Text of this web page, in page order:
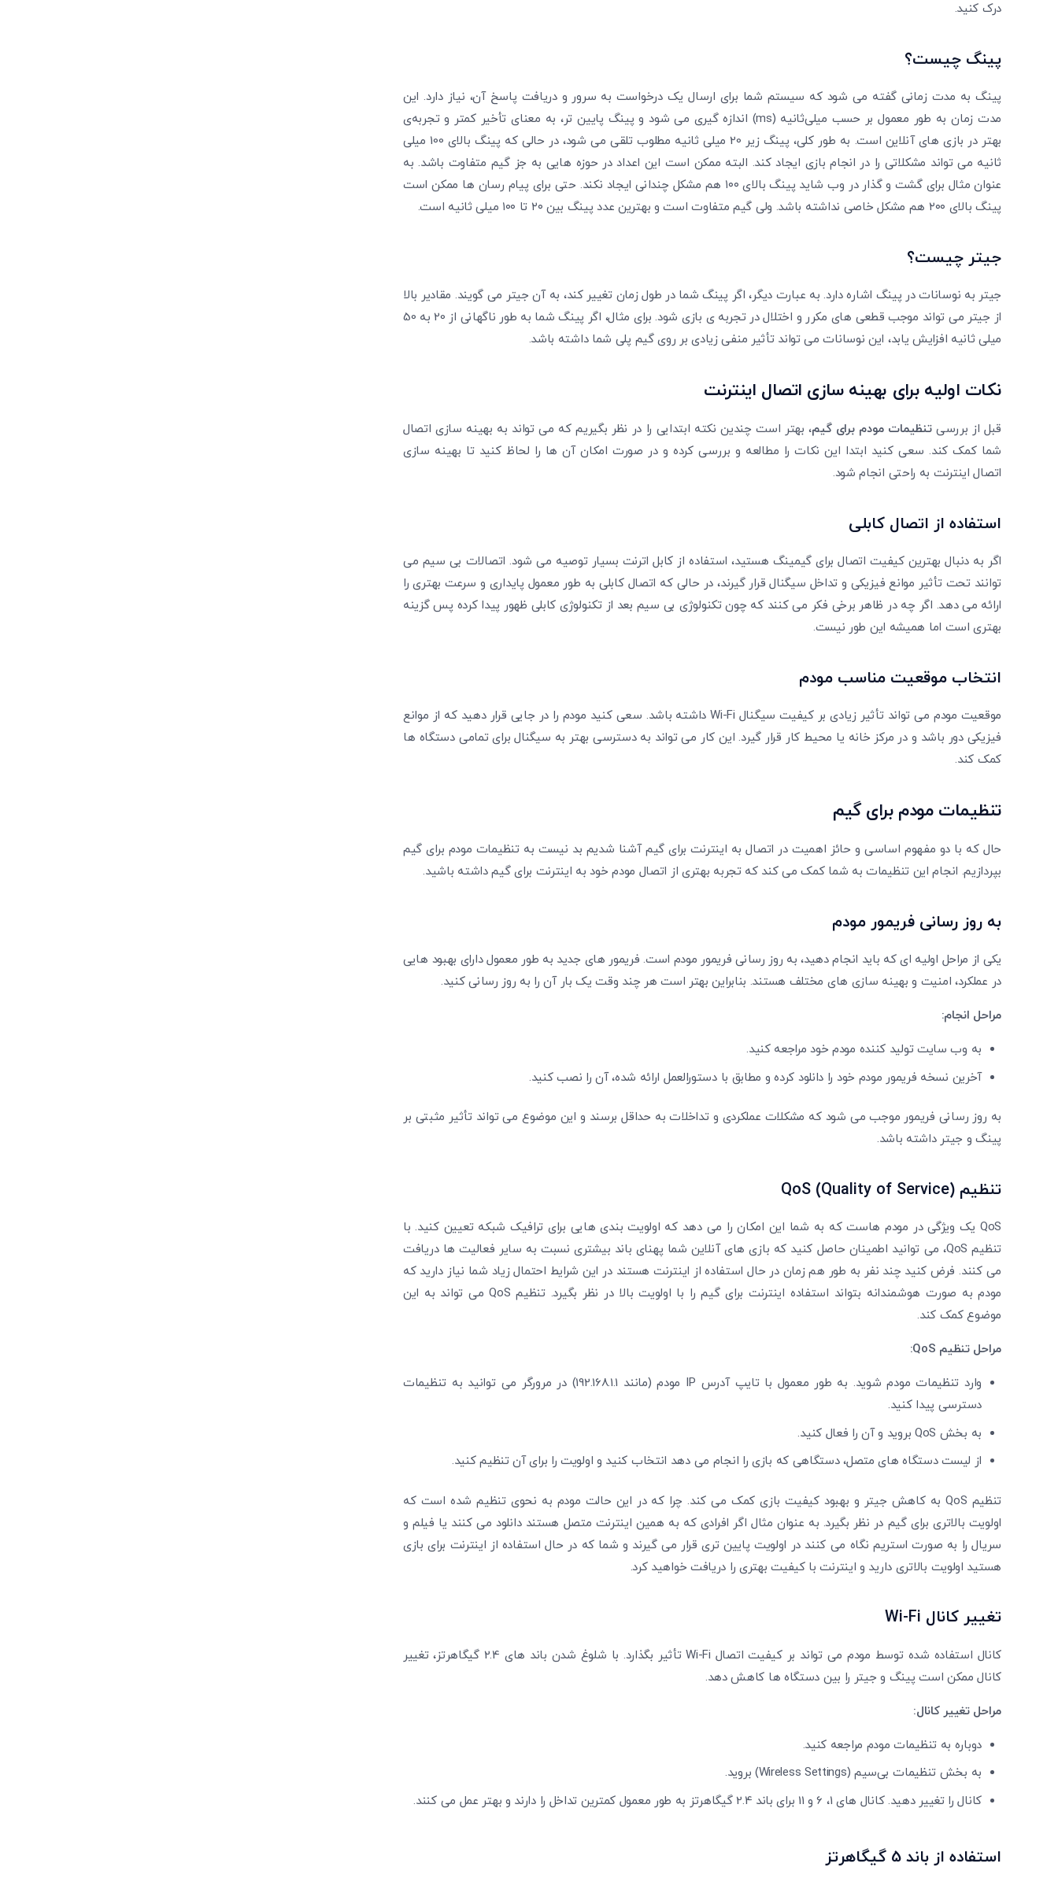
درک کنید.
پینگ چیست؟
پینگ به مدت زمانی گفته می ‌شود که سیستم شما برای ارسال یک درخواست به سرور و دریافت پاسخ آن، نیاز دارد. این
مدت زمان به طور معمول بر حسب میلی‌ثانیه (ms) اندازه ‌گیری می‌ شود و پینگ پایین‌ تر، به معنای تأخیر کمتر و تجربه‌ی
بهتر در بازی ‌های آنلاین است. به طور کلی، پینگ زیر 20 میلی ‌ثانیه مطلوب تلقی می‌ شود، در حالی که پینگ بالای 100 میلی
‌ثانیه می‌ تواند مشکلاتی را در انجام بازی ایجاد کند. البته ممکن است این اعداد در حوزه هایی به جز گیم متفاوت باشد. به
عنوان مثال برای گشت و گذار در وب شاید پینگ بالای ۱۰۰ هم مشکل چندانی ایجاد نکند. حتی برای پیام رسان ها ممکن است
پینگ بالای ۲۰۰ هم مشکل خاصی نداشته باشد. ولی گیم متفاوت است و بهترین عدد پینگ بین ۲۰ تا ۱۰۰ میلی ثانیه است.
جیتر چیست؟
جیتر به نوسانات در پینگ اشاره دارد. به عبارت دیگر، اگر پینگ شما در طول زمان تغییر کند، به آن جیتر می‌ گویند. مقادیر بالا
از جیتر می ‌تواند موجب قطعی‌ های مکرر و اختلال در تجربه‌ ی بازی شود. برای مثال، اگر پینگ شما به طور ناگهانی از 20 به 50
میلی ‌ثانیه افزایش یابد، این نوسانات می ‌تواند تأثیر منفی زیادی بر روی گیم ‌پلی شما داشته باشد.
نکات اولیه برای بهینه ‌سازی اتصال اینترنت
قبل از بررسیتنظیمات مودم برای گیم، بهتر است چندین نکته ابتدایی را در نظر بگیریم که می‌ تواند به بهینه‌ سازی اتصال
شما کمک کند. سعی کنید ابتدا این نکات را مطالعه و بررسی کرده و در صورت امکان آن‌ ها را لحاظ کنید تا بهینه سازی
اتصال اینترنت به راحتی انجام شود.
استفاده از اتصال کابلی
اگر به دنبال بهترین کیفیت اتصال برای گیمینگ هستید، استفاده از کابل اترنت بسیار توصیه می ‌شود. اتصالات بی ‌سیم می
‌توانند تحت تأثیر موانع فیزیکی و تداخل سیگنال قرار گیرند، در حالی که اتصال کابلی به طور معمول پایداری و سرعت بهتری را
ارائه می ‌دهد. اگر چه در ظاهر برخی فکر می کنند که چون تکنولوژی بی سیم بعد از تکنولوژی کابلی ظهور پیدا کرده پس گزینه
بهتری است اما همیشه این طور نیست.
انتخاب موقعیت مناسب مودم
موقعیت مودم می‌ تواند تأثیر زیادی بر کیفیت سیگنال Wi-Fi داشته باشد. سعی کنید مودم را در جایی قرار دهید که از موانع
فیزیکی دور باشد و در مرکز خانه یا محیط کار قرار گیرد. این کار می‌ تواند به دسترسی بهتر به سیگنال برای تمامی دستگاه‌ ها
کمک کند.
تنظیمات مودم برای گیم
حال که با دو مفهوم اساسی و حائز اهمیت در اتصال به اینترنت برای گیم آشنا شدیم بد نیست به تنظیمات مودم برای گیم
بپردازیم. انجام این تنظیمات به شما کمک می کند که تجربه بهتری از اتصال مودم خود به اینترنت برای گیم داشته باشید.
به روز رسانی فریمور مودم
یکی از مراحل اولیه ‌ای که باید انجام دهید، به روز رسانی فریمور مودم است. فریمور های جدید به طور معمول دارای بهبود هایی
در عملکرد، امنیت و بهینه ‌سازی ‌های مختلف هستند. بنابراین بهتر است هر چند وقت یک بار آن را به روز رسانی کنید.
مراحل انجام:
به وب‌ سایت تولید کننده مودم خود مراجعه کنید.
آخرین نسخه فریمور مودم خود را دانلود کرده و مطابق با دستورالعمل ارائه شده، آن را نصب کنید.
به‌ روز رسانی فریمور موجب می ‌شود که مشکلات عملکردی و تداخلات به حداقل برسند و این موضوع می‌ تواند تأثیر مثبتی بر
پینگ و جیتر داشته باشد.
تنظیم QoS (Quality of Service)
QoS یک ویژگی در مودم‌ هاست که به شما این امکان را می ‌دهد که اولویت‌ بندی ‌هایی برای ترافیک شبکه تعیین کنید. با
تنظیم QoS، می ‌توانید اطمینان حاصل کنید که بازی‌ های آنلاین شما پهنای باند بیشتری نسبت به سایر فعالیت‌ ها دریافت
می ‌کنند. فرض کنید چند نفر به طور هم زمان در حال استفاده از اینترنت هستند در این شرایط احتمال زیاد شما نیاز دارید که
مودم به صورت هوشمندانه بتواند استفاده اینترنت برای گیم را با اولویت بالا در نظر بگیرد. تنظیم QoS می تواند به این
موضوع کمک کند.
مراحل تنظیم QoS
:
وارد تنظیمات مودم شوید. به طور معمول با تایپ آدرس IP مودم (مانند 192.168.1.1) در مرورگر می‌ توانید به تنظیمات
دسترسی پیدا کنید.
به بخش QoS بروید و آن را فعال کنید.
از لیست دستگاه ‌های متصل، دستگاهی که بازی را انجام می ‌دهد انتخاب کنید و اولویت را برای آن تنظیم کنید.
تنظیم QoS به کاهش جیتر و بهبود کیفیت بازی کمک می ‌کند. چرا که در این حالت مودم به نحوی تنظیم شده است که
اولویت بالاتری برای گیم در نظر بگیرد. به عنوان مثال اگر افرادی که به همین اینترنت متصل هستند دانلود می کنند یا فیلم و
سریال را به صورت استریم نگاه می کنند در اولویت پایین تری قرار می گیرند و شما که در حال استفاده از اینترنت برای بازی
هستید اولویت بالاتری دارید و اینترنت با کیفیت بهتری را دریافت خواهید کرد.
تغییر کانال Wi-Fi
کانال استفاده شده توسط مودم می ‌تواند بر کیفیت اتصال Wi-Fi تأثیر بگذارد. با شلوغ شدن باند های 2.4 گیگاهرتز، تغییر
کانال ممکن است پینگ و جیتر را بین دستگاه ‌ها کاهش دهد.
مراحل تغییر کانال:
دوباره به تنظیمات مودم مراجعه کنید.
به بخش تنظیمات بی‌سیم (Wireless Settings) بروید.
کانال را تغییر دهید. کانال‌ های 1، 6 و 11 برای باند 2.4 گیگاهرتز به طور معمول کمترین تداخل را دارند و بهتر عمل می ‌کنند.
استفاده از باند 5 گیگاهرتز
دریافت مجدد کد:00:59
تایید کد